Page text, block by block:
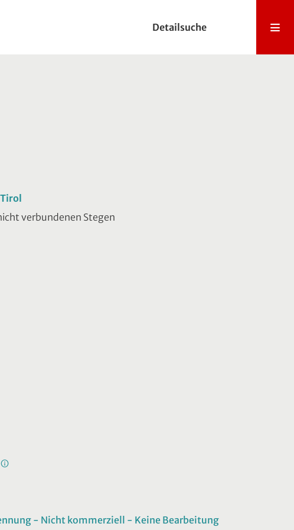
Detailsuche
verbundenen Stegen
- Nicht kommerziell - Keine Bearbeitung